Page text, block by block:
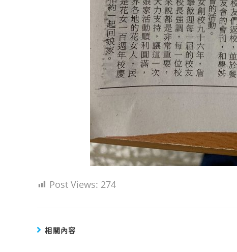
Post Views: 274
相關內容